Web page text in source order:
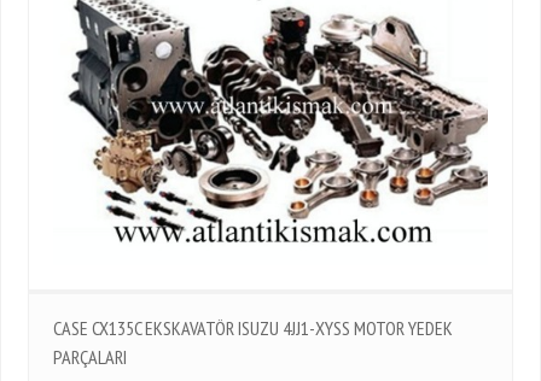
CASE CX135C EKSKAVATÖR ISUZU 4JJ1-XYSS MOTOR YEDEK
PARÇALARI